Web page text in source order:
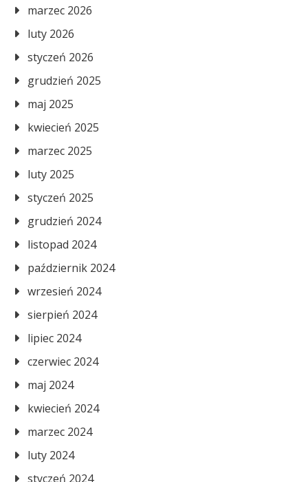
marzec 2026
luty 2026
styczeń 2026
grudzień 2025
maj 2025
kwiecień 2025
marzec 2025
luty 2025
styczeń 2025
grudzień 2024
listopad 2024
październik 2024
wrzesień 2024
sierpień 2024
lipiec 2024
czerwiec 2024
maj 2024
kwiecień 2024
marzec 2024
luty 2024
styczeń 2024